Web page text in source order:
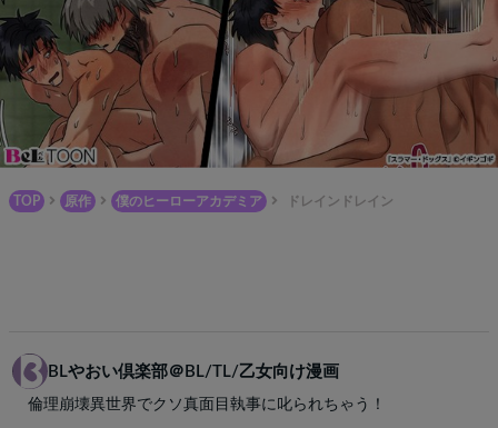
TOP 原作 僕のヒーローアカデミア ドレインドレイン
BLやおい倶楽部＠BL/TL/乙女向け漫画
倫理崩壊異世界でクソ真面目執事に叱られちゃう！